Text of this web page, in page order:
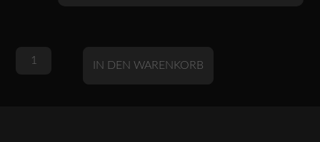
OSKA
IN DEN WARENKORB